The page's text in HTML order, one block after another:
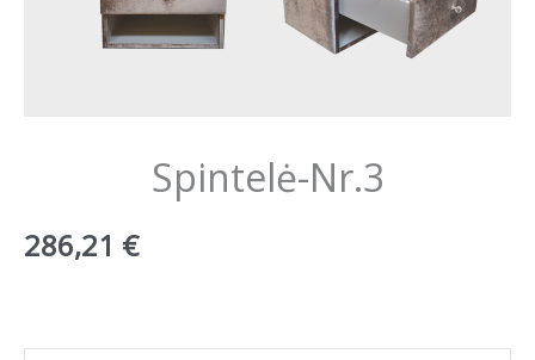
Spintelė-Nr.3
286,21 €